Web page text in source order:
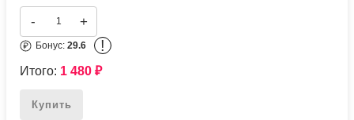
- +
Бонус:29.6 !
Итого: 1 480₽
Купить